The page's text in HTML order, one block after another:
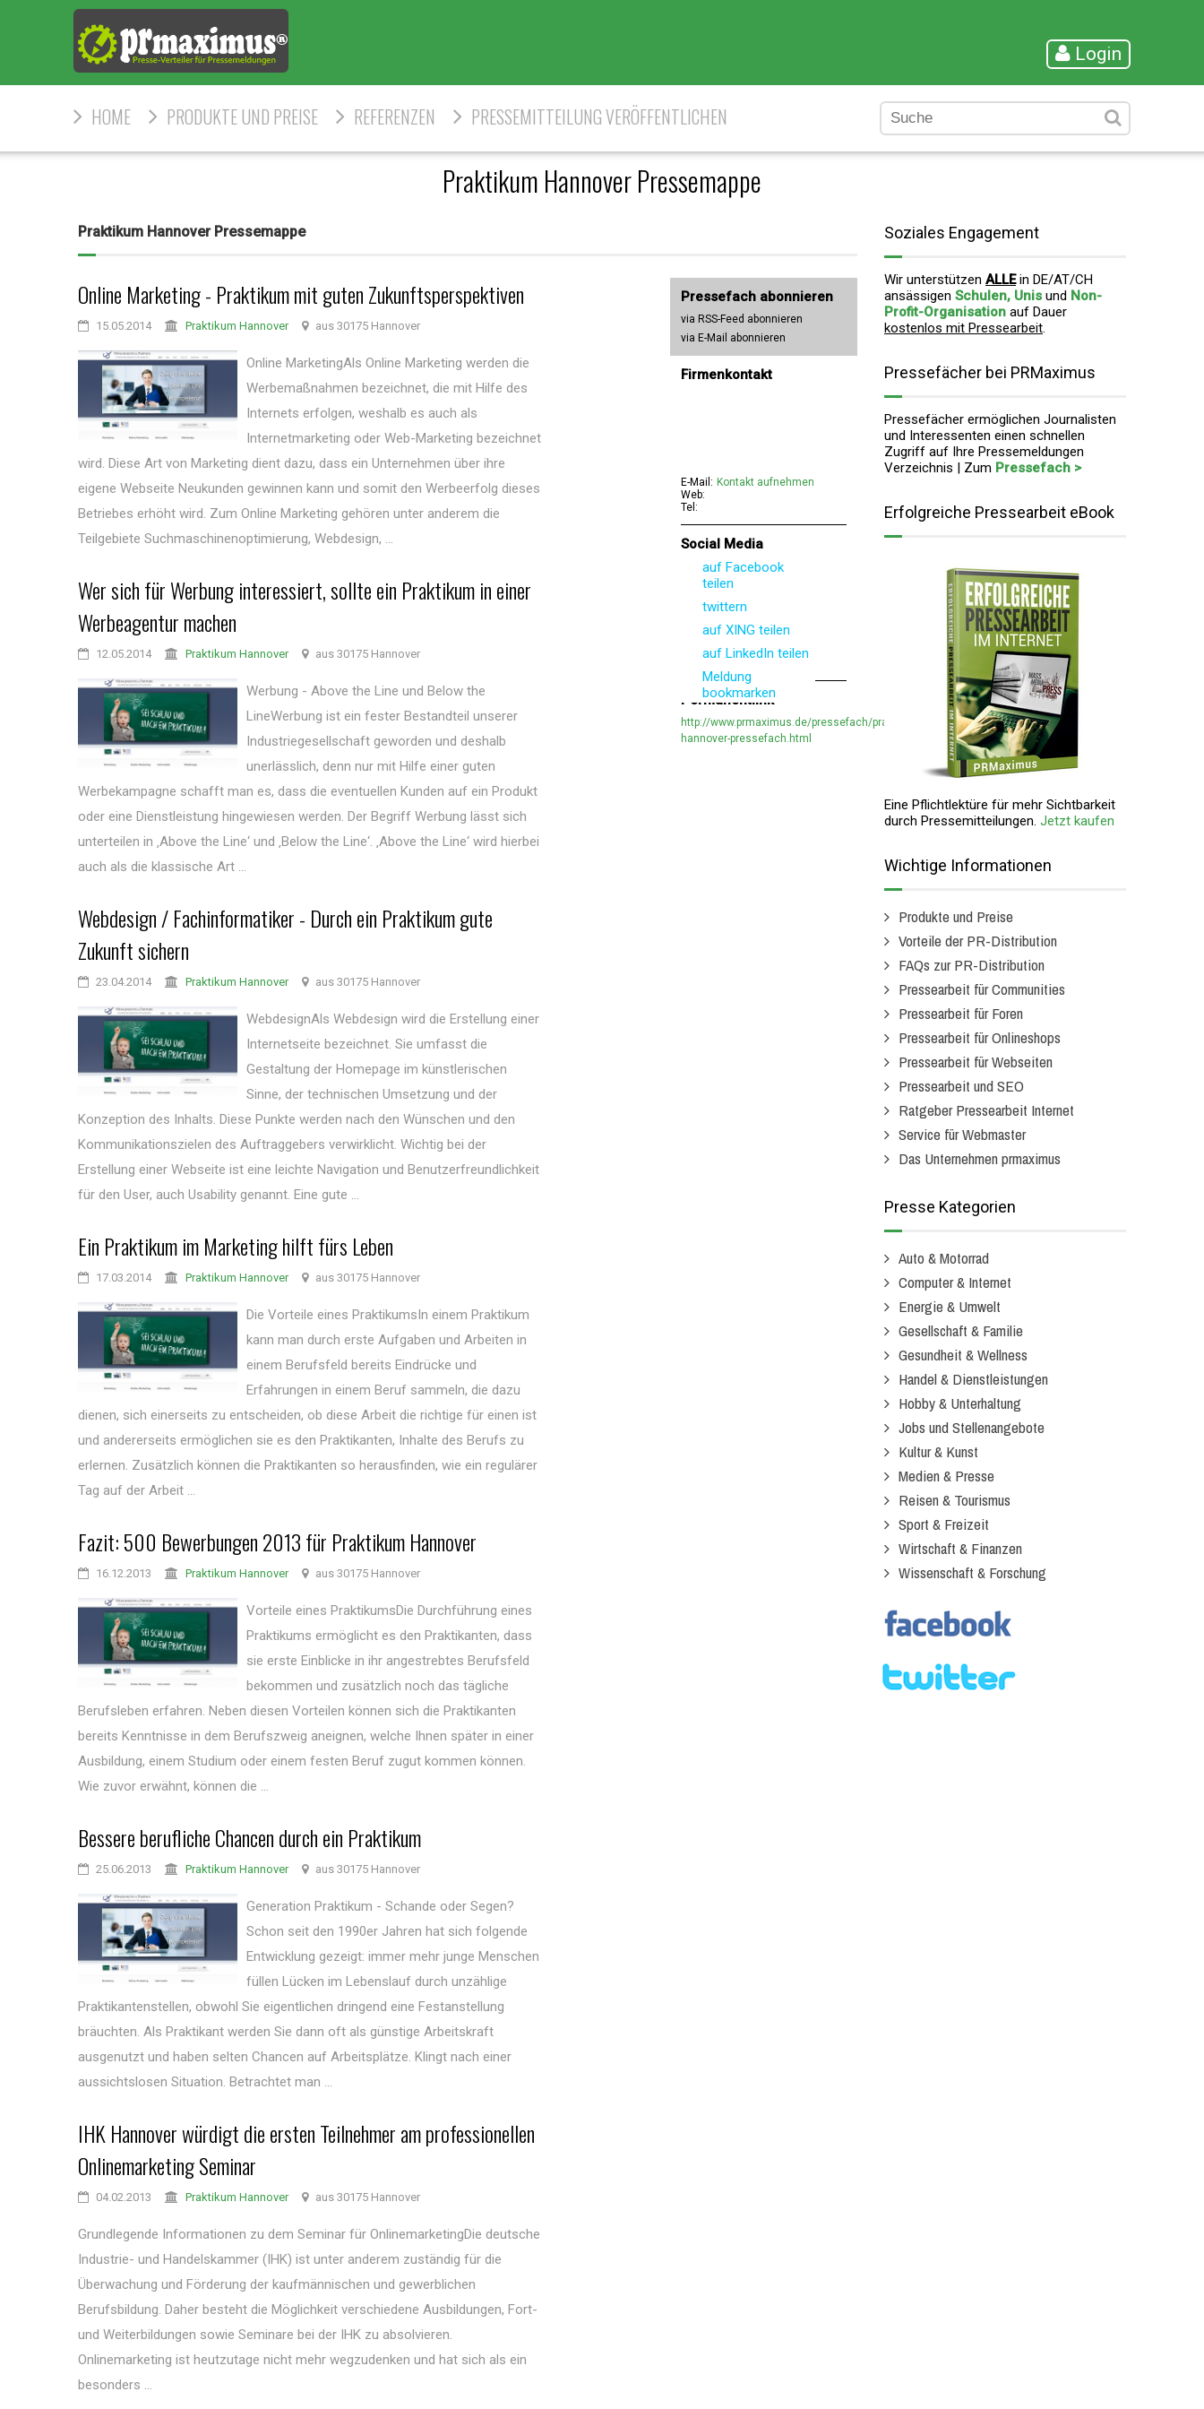
Login
HOME PRODUKTE UND PREISE REFERENZEN PRESSEMITTEILUNG VERÖFFENTLICHEN
Praktikum Hannover Pressemappe
Praktikum Hannover Pressemappe
Online Marketing - Praktikum mit guten Zukunftsperspektiven
15.05.2014 Praktikum Hannover aus 30175 Hannover
Online MarketingAls Online Marketing werden die
Werbemaßnahmen bezeichnet, die mit Hilfe des
Internets erfolgen, weshalb es auch als
Internetmarketing oder Web-Marketing bezeichnet
wird. Diese Art von Marketing dient dazu, dass ein Unternehmen über ihre
eigene Webseite Neukunden gewinnen kann und somit den Werbeerfolg dieses
Betriebes erhöht wird. Zum Online Marketing gehören unter anderem die
Teilgebiete Suchmaschinenoptimierung, Webdesign, ...
Wer sich für Werbung interessiert, sollte ein Praktikum in einer
Werbeagentur machen
12.05.2014 Praktikum Hannover aus 30175 Hannover
Werbung - Above the Line und Below the
LineWerbung ist ein fester Bestandteil unserer
Industriegesellschaft geworden und deshalb
unerlässlich, denn nur mit Hilfe einer guten
Werbekampagne schafft man es, dass die eventuellen Kunden auf ein Produkt
oder eine Dienstleistung hingewiesen werden. Der Begriff Werbung lässt sich
unterteilen in ‚Above the Line‘ und ‚Below the Line‘. ‚Above the Line‘ wird hierbei
auch als die klassische Art ...
Webdesign / Fachinformatiker - Durch ein Praktikum gute
Zukunft sichern
23.04.2014 Praktikum Hannover aus 30175 Hannover
WebdesignAls Webdesign wird die Erstellung einer
Internetseite bezeichnet. Sie umfasst die
Gestaltung der Homepage im künstlerischen
Sinne, der technischen Umsetzung und der
Konzeption des Inhalts. Diese Punkte werden nach den Wünschen und den
Kommunikationszielen des Auftraggebers verwirklicht. Wichtig bei der
Erstellung einer Webseite ist eine leichte Navigation und Benutzerfreundlichkeit
für den User, auch Usability genannt. Eine gute ...
Ein Praktikum im Marketing hilft fürs Leben
17.03.2014 Praktikum Hannover aus 30175 Hannover
Die Vorteile eines PraktikumsIn einem Praktikum
kann man durch erste Aufgaben und Arbeiten in
einem Berufsfeld bereits Eindrücke und
Erfahrungen in einem Beruf sammeln, die dazu
dienen, sich einerseits zu entscheiden, ob diese Arbeit die richtige für einen ist
und andererseits ermöglichen sie es den Praktikanten, Inhalte des Berufs zu
erlernen. Zusätzlich können die Praktikanten so herausfinden, wie ein regulärer
Tag auf der Arbeit ...
Fazit: 500 Bewerbungen 2013 für Praktikum Hannover
16.12.2013 Praktikum Hannover aus 30175 Hannover
Vorteile eines PraktikumsDie Durchführung eines
Praktikums ermöglicht es den Praktikanten, dass
sie erste Einblicke in ihr angestrebtes Berufsfeld
bekommen und zusätzlich noch das tägliche
Berufsleben erfahren. Neben diesen Vorteilen können sich die Praktikanten
bereits Kenntnisse in dem Berufszweig aneignen, welche Ihnen später in einer
Ausbildung, einem Studium oder einem festen Beruf zugut kommen können.
Wie zuvor erwähnt, können die ...
Bessere berufliche Chancen durch ein Praktikum
25.06.2013 Praktikum Hannover aus 30175 Hannover
Generation Praktikum - Schande oder Segen?
Schon seit den 1990er Jahren hat sich folgende
Entwicklung gezeigt: immer mehr junge Menschen
füllen Lücken im Lebenslauf durch unzählige
Praktikantenstellen, obwohl Sie eigentlichen dringend eine Festanstellung
bräuchten. Als Praktikant werden Sie dann oft als günstige Arbeitskraft
ausgenutzt und haben selten Chancen auf Arbeitsplätze. Klingt nach einer
aussichtslosen Situation. Betrachtet man ...
IHK Hannover würdigt die ersten Teilnehmer am professionellen
Onlinemarketing Seminar
04.02.2013 Praktikum Hannover aus 30175 Hannover
Grundlegende Informationen zu dem Seminar für OnlinemarketingDie deutsche
Industrie- und Handelskammer (IHK) ist unter anderem zuständig für die
Überwachung und Förderung der kaufmännischen und gewerblichen
Berufsbildung. Daher besteht die Möglichkeit verschiedene Ausbildungen, Fort-
und Weiterbildungen sowie Seminare bei der IHK zu absolvieren.
Onlinemarketing ist heutzutage nicht mehr wegzudenken und hat sich als ein
besonders ...
Pressefach abonnieren
via RSS-Feed abonnieren
via E-Mail abonnieren
Firmenkontakt
E-Mail: Kontakt aufnehmen
Web:
Tel:
Social Media
auf Facebook
teilen
twittern
auf XING teilen
auf LinkedIn teilen
Meldung
bookmarken
Permanentlink
http://www.prmaximus.de/pressefach/praktikum-
hannover-pressefach.html
Soziales Engagement
Wir unterstützen ALLEin DE/AT/CH
ansässigen Schulen, Unis und Non-
Profit-Organisation auf Dauer
kostenlos mit Pressearbeit.
Pressefächer bei PRMaximus
Pressefächer ermöglichen Journalisten
und Interessenten einen schnellen
Zugriff auf Ihre Pressemeldungen
Verzeichnis | Zum Pressefach >
Erfolgreiche Pressearbeit eBook
Eine Pflichtlektüre für mehr Sichtbarkeit
durch Pressemitteilungen. Jetzt kaufen
Wichtige Informationen
Produkte und Preise
Vorteile der PR-Distribution
FAQs zur PR-Distribution
Pressearbeit für Communities
Pressearbeit für Foren
Pressearbeit für Onlineshops
Pressearbeit für Webseiten
Pressearbeit und SEO
Ratgeber Pressearbeit Internet
Service für Webmaster
Das Unternehmen prmaximus
Presse Kategorien
Auto & Motorrad
Computer & Internet
Energie & Umwelt
Gesellschaft & Familie
Gesundheit & Wellness
Handel & Dienstleistungen
Hobby & Unterhaltung
Jobs und Stellenangebote
Kultur & Kunst
Medien & Presse
Reisen & Tourismus
Sport & Freizeit
Wirtschaft & Finanzen
Wissenschaft & Forschung